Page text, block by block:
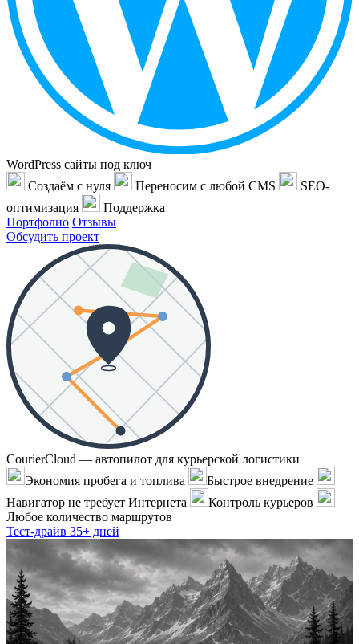
WordPress сайты под ключ
Создаём с нуля
Переносим с любой CMS
SEO-
оптимизация
Поддержка
Портфолио Отзывы
Обсудить проект
CourierCloud — автопилот для курьерской логистики
Экономия пробега и топлива
Быстрое внедрение
Навигатор не требует Интернета
Контроль курьеров
Любое количество маршрутов
Тест-драйв 35+ дней